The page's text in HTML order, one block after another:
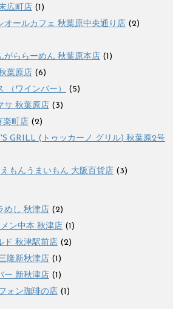
広町店 (1)
オールカフェ 秋葉原中央通り店 (2)
がららーめん 秋葉原本店 (1)
葉原店 (6)
（ワインバー）
(5)
サ 秋葉原店 (3)
楽町店 (2)
GRILL (トゥッカーノ グリル) 秋葉原2号
もんうまいもん 大阪百貨店 (3)
めし 秋津店 (2)
ン中本 秋津店 (1)
ド 秋津駅前店 (2)
隆新秋津店 (1)
ー 新秋津店 (1)
ォン珈琲の店 (1)